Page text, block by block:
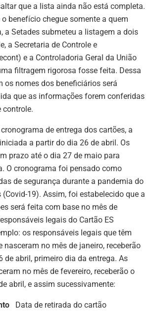
que a lista ainda não está completa.
benefício chegue somente a quem
a Setades submeteu a listagem a dois
a Secretaria de Controle e
e a Controladoria Geral da União
filtragem rigorosa fosse feita. Dessa
os nomes dos beneficiários será
que as informações forem conferidas
controle.
de entrega dos cartões, a
a partir do dia 26 de abril. Os
prazo até o dia 27 de maio para
O cronograma foi pensado como
de segurança durante a pandemia do
(Covid-19). Assim, foi estabelecido que a
será feita com base no mês de
legais do Cartão ES
os responsáveis legais que têm
nasceram no mês de janeiro, receberão
de abril, primeiro dia da entrega. As
no mês de fevereiro, receberão o
abril, e assim sucessivamente:
Data de retirada do cartão